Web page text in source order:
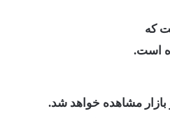
است.
بازار مشاهده خواهد شد.